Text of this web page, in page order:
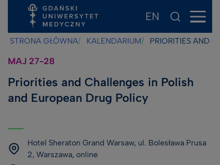
Przejdź
do
treści
Przejdź
do
wyszukiwarki
Przejdź
do
stopki
EN
STRONA GŁÓWNA KALENDARIUM PRIORITIES AND
MAJ 27-28
Priorities and Challenges in Polish
and European Drug Policy
Hotel Sheraton Grand Warsaw, ul. Bolesława Prusa
2, Warszawa, online